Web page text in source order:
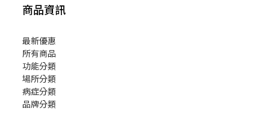
商品資訊
最新優惠
所有商品
功能分類
場所分類
病症分類
品牌分類